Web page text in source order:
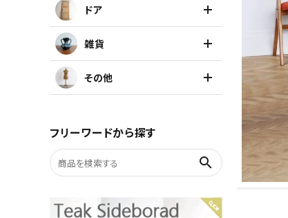
ソファ
照明
雑貨
ドア
雑貨
その他
フリーワードから探す
search